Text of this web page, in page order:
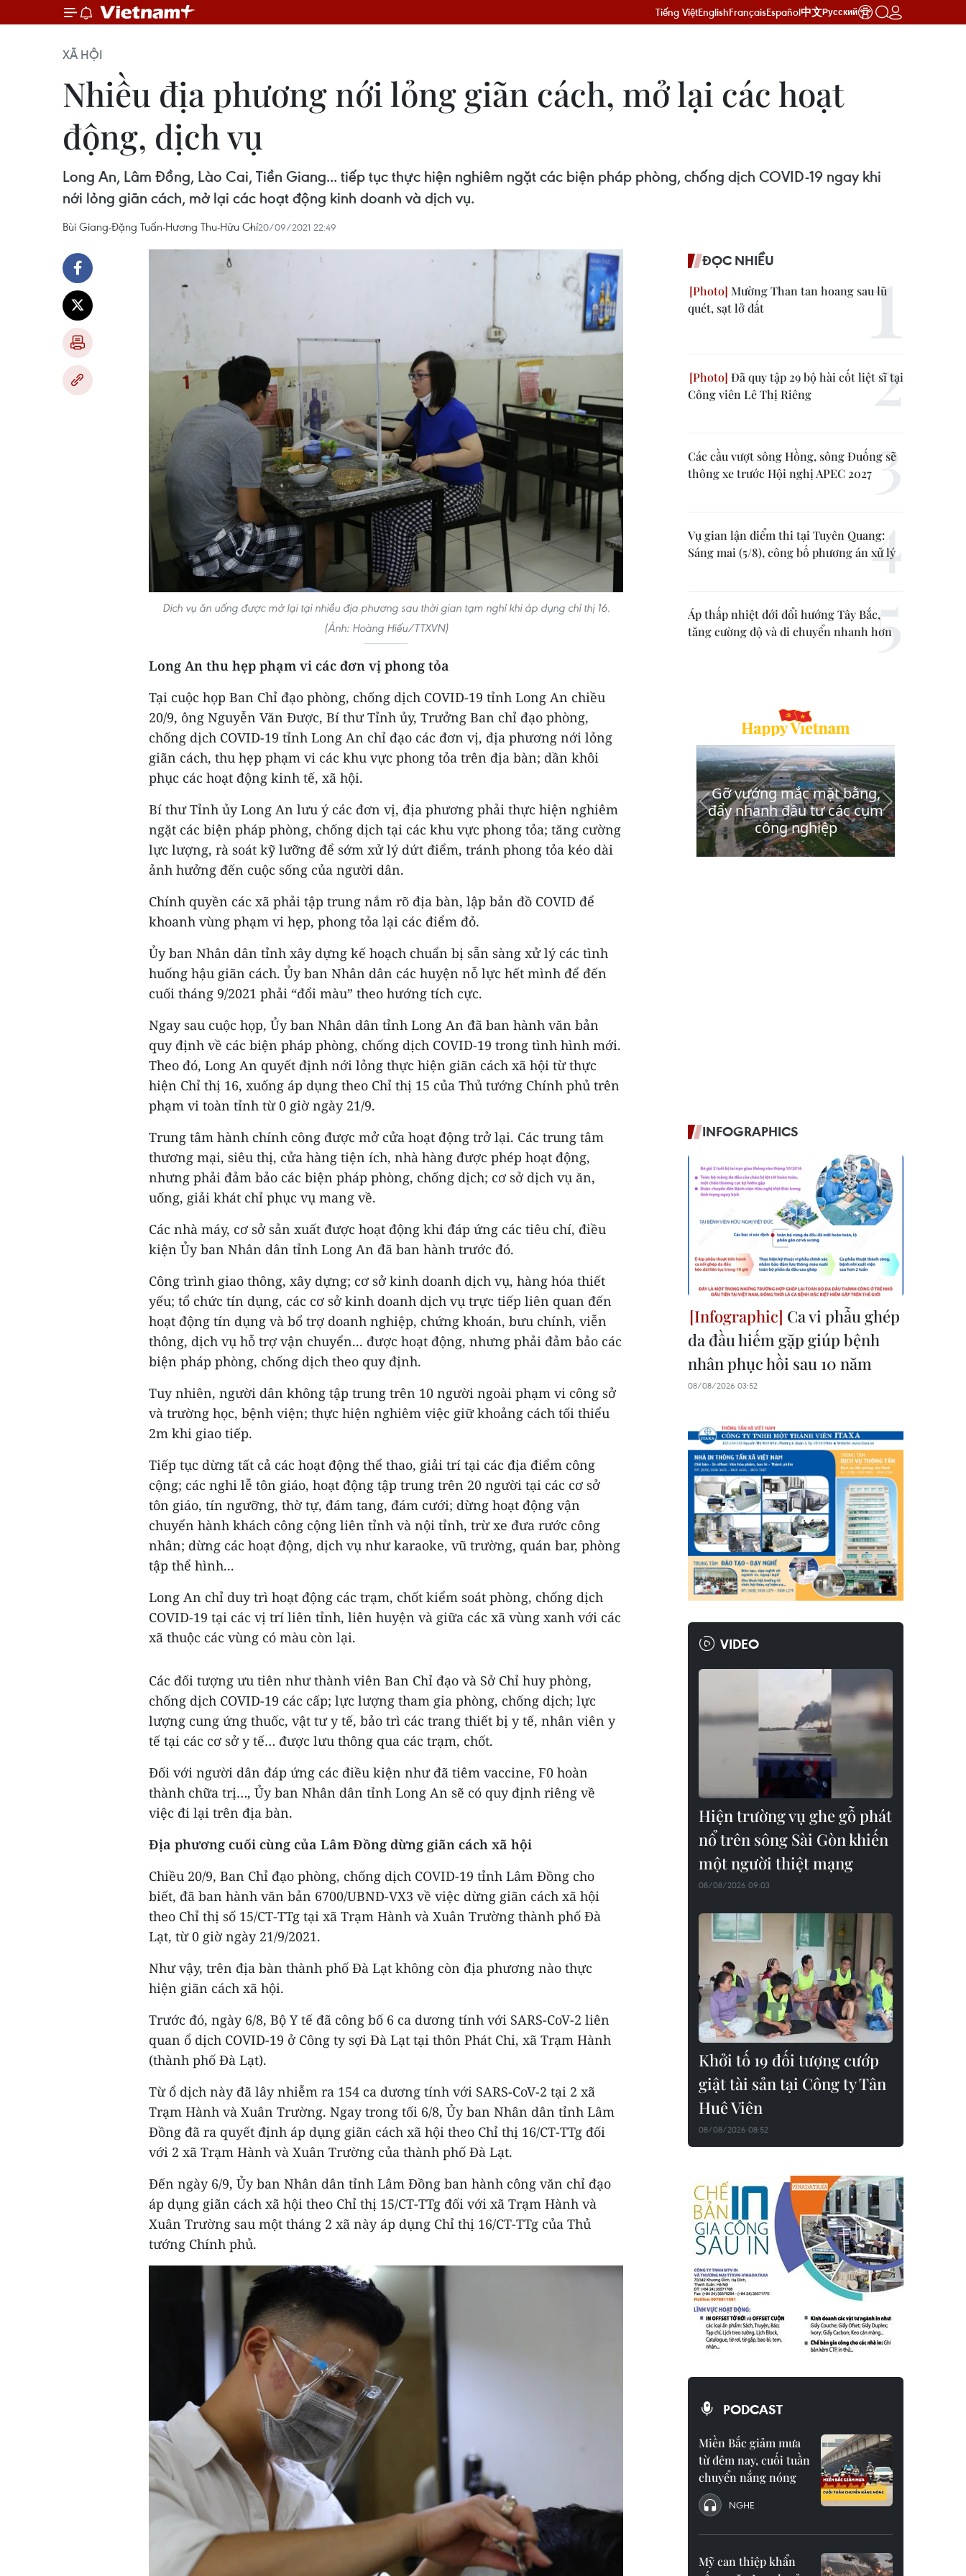
Tiếng ViệtEnglishFrançaisEspañol中文Русский
XÃ HỘI
Nhiều địa phương nới lỏng giãn cách, mở lại các hoạt
động, dịch vụ
Long An, Lâm Đồng, Lào Cai, Tiền Giang... tiếp tục thực hiện nghiêm ngặt các biện pháp phòng, chống dịch COVID-19 ngay khi
nới lỏng giãn cách, mở lại các hoạt động kinh doanh và dịch vụ.
Bùi Giang-Đặng Tuấn-Hương Thu-Hữu Chí20/09/2021 22:49
Dich vụ ăn uống được mở lại tại nhiều địa phương sau thời gian tạm nghỉ khi áp dụng chỉ thị 16.
(Ảnh: Hoàng Hiếu/TTXVN)
Long An thu hẹp phạm vi các đơn vị phong tỏa
Tại cuộc họp Ban Chỉ đạo phòng, chống dịch COVID-19 tỉnh Long An chiều
20/9, ông Nguyễn Văn Được, Bí thư Tỉnh ủy, Trưởng Ban chỉ đạo phòng,
chống dịch COVID-19 tỉnh Long An chỉ đạo các đơn vị, địa phương nới lỏng
giãn cách, thu hẹp phạm vi các khu vực phong tỏa trên địa bàn; dần khôi
phục các hoạt động kinh tế, xã hội.
Bí thư Tỉnh ủy Long An lưu ý các đơn vị, địa phương phải thực hiện nghiêm
ngặt các biện pháp phòng, chống dịch tại các khu vực phong tỏa; tăng cường
lực lượng, rà soát kỹ lưỡng để sớm xử lý dứt điểm, tránh phong tỏa kéo dài
ảnh hưởng đến cuộc sống của người dân.
Chính quyền các xã phải tập trung nắm rõ địa bàn, lập bản đồ COVID để
khoanh vùng phạm vi hẹp, phong tỏa lại các điểm đỏ.
Ủy ban Nhân dân tỉnh xây dựng kế hoạch chuẩn bị sẵn sàng xử lý các tình
huống hậu giãn cách. Ủy ban Nhân dân các huyện nỗ lực hết mình để đến
cuối tháng 9/2021 phải “đổi màu” theo hướng tích cực.
Ngay sau cuộc họp, Ủy ban Nhân dân tỉnh Long An đã ban hành văn bản
quy định về các biện pháp phòng, chống dịch COVID-19 trong tình hình mới.
Theo đó, Long An quyết định nới lỏng thực hiện giãn cách xã hội từ thực
hiện Chỉ thị 16, xuống áp dụng theo Chỉ thị 15 của Thủ tướng Chính phủ trên
phạm vi toàn tỉnh từ 0 giờ ngày 21/9.
Trung tâm hành chính công được mở cửa hoạt động trở lại. Các trung tâm
thương mại, siêu thị, cửa hàng tiện ích, nhà hàng được phép hoạt động,
nhưng phải đảm bảo các biện pháp phòng, chống dịch; cơ sở dịch vụ ăn,
uống, giải khát chỉ phục vụ mang về.
Các nhà máy, cơ sở sản xuất được hoạt động khi đáp ứng các tiêu chí, điều
kiện Ủy ban Nhân dân tỉnh Long An đã ban hành trước đó.
Công trình giao thông, xây dựng; cơ sở kinh doanh dịch vụ, hàng hóa thiết
yếu; tổ chức tín dụng, các cơ sở kinh doanh dịch vụ trực tiếp liên quan đến
hoạt động tín dụng và bổ trợ doanh nghiệp, chứng khoán, bưu chính, viễn
thông, dịch vụ hỗ trợ vận chuyển... được hoạt động, nhưng phải đảm bảo các
biện pháp phòng, chống dịch theo quy định.
Tuy nhiên, người dân không tập trung trên 10 người ngoài phạm vi công sở
và trường học, bệnh viện; thực hiện nghiêm việc giữ khoảng cách tối thiểu
2m khi giao tiếp.
Tiếp tục dừng tất cả các hoạt động thể thao, giải trí tại các địa điểm công
cộng; các nghi lễ tôn giáo, hoạt động tập trung trên 20 người tại các cơ sở
tôn giáo, tín ngưỡng, thờ tự, đám tang, đám cưới; dừng hoạt động vận
chuyển hành khách công cộng liên tỉnh và nội tỉnh, trừ xe đưa rước công
nhân; dừng các hoạt động, dịch vụ như karaoke, vũ trường, quán bar, phòng
tập thể hình...
Long An chỉ duy trì hoạt động các trạm, chốt kiểm soát phòng, chống dịch
COVID-19 tại các vị trí liên tỉnh, liên huyện và giữa các xã vùng xanh với các
xã thuộc các vùng có màu còn lại.
Các đối tượng ưu tiên như thành viên Ban Chỉ đạo và Sở Chỉ huy phòng,
chống dịch COVID-19 các cấp; lực lượng tham gia phòng, chống dịch; lực
lượng cung ứng thuốc, vật tư y tế, bảo trì các trang thiết bị y tế, nhân viên y
tế tại các cơ sở y tế… được lưu thông qua các trạm, chốt.
Đối với người dân đáp ứng các điều kiện như đã tiêm vaccine, F0 hoàn
thành chữa trị…, Ủy ban Nhân dân tỉnh Long An sẽ có quy định riêng về
việc đi lại trên địa bàn.
Địa phương cuối cùng của Lâm Đồng dừng giãn cách xã hội
Chiều 20/9, Ban Chỉ đạo phòng, chống dịch COVID-19 tỉnh Lâm Đồng cho
biết, đã ban hành văn bản 6700/UBND-VX3 về việc dừng giãn cách xã hội
theo Chỉ thị số 15/CT-TTg tại xã Trạm Hành và Xuân Trường thành phố Đà
Lạt, từ 0 giờ ngày 21/9/2021.
Như vậy, trên địa bàn thành phố Đà Lạt không còn địa phương nào thực
hiện giãn cách xã hội.
Trước đó, ngày 6/8, Bộ Y tế đã công bố 6 ca dương tính với SARS-CoV-2 liên
quan ổ dịch COVID-19 ở Công ty sợi Đà Lạt tại thôn Phát Chi, xã Trạm Hành
(thành phố Đà Lạt).
Từ ổ dịch này đã lây nhiễm ra 154 ca dương tính với SARS-CoV-2 tại 2 xã
Trạm Hành và Xuân Trường. Ngay trong tối 6/8, Ủy ban Nhân dân tỉnh Lâm
Đồng đã ra quyết định áp dụng giãn cách xã hội theo Chỉ thị 16/CT-TTg đối
với 2 xã Trạm Hành và Xuân Trường của thành phố Đà Lạt.
Đến ngày 6/9, Ủy ban Nhân dân tỉnh Lâm Đồng ban hành công văn chỉ đạo
áp dụng giãn cách xã hội theo Chỉ thị 15/CT-TTg đối với xã Trạm Hành và
Xuân Trường sau một tháng 2 xã này áp dụng Chỉ thị 16/CT-TTg của Thủ
tướng Chính phủ.
ĐỌC NHIỀU
Mường Than tan hoang sau lũ
quét, sạt lở đất
Đã quy tập 29 bộ hài cốt liệt sĩ tại
Công viên Lê Thị Riêng
Các cầu vượt sông Hồng, sông Đuống sẽ
thông xe trước Hội nghị APEC 2027
Vụ gian lận điểm thi tại Tuyên Quang:
Sáng mai (5/8), công bố phương án xử lý
Áp thấp nhiệt đới đổi hướng Tây Bắc,
tăng cường độ và di chuyển nhanh hơn
INFOGRAPHICS
Ca vi phẫu ghép
da đầu hiếm gặp giúp bệnh
nhân phục hồi sau 10 năm
08/08/2026 03:52
VIDEO
Hiện trường vụ ghe gỗ phát
nổ trên sông Sài Gòn khiến
một người thiệt mạng
08/08/2026 09:03
Khởi tố 19 đối tượng cướp
giật tài sản tại Công ty Tân
Huê Viên
08/08/2026 08:52
PODCAST
Miền Bắc giảm mưa
từ đêm nay, cuối tuần
chuyển nắng nóng
NGHE
Mỹ can thiệp khẩn